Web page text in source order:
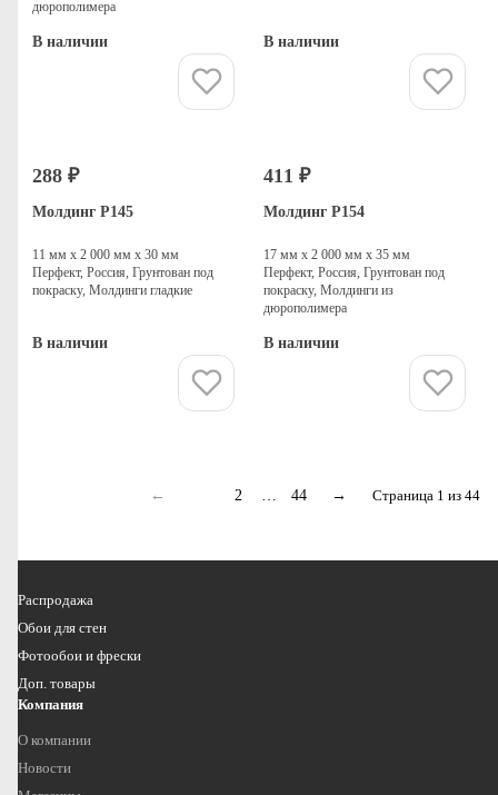
дюрополимера
В наличии В наличии
288 ₽
Молдинг P145
11 мм х 2 000 мм х 30 мм
Перфект, Россия, Грунтован под
покраску, Молдинги гладкие
В наличии
411 ₽
Молдинг P154
17 мм х 2 000 мм х 35 мм
Перфект, Россия, Грунтован под
покраску, Молдинги из
дюрополимера
В наличии
← 2 … 44 → Страница 1 из 44
Распродажа
Обои для стен
Фотообои и фрески
Доп. товары
Компания
О компании
Новости